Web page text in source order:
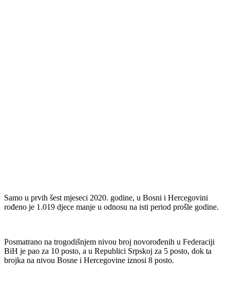
Samo u prvih šest mjeseci 2020. godine, u Bosni i Hercegovini
rođeno je 1.019 djece manje u odnosu na isti period prošle godine.
Posmatrano na trogodišnjem nivou broj novorođenih u Federaciji
BiH je pao za 10 posto, a u Republici Srpskoj za 5 posto, dok ta
brojka na nivou Bosne i Hercegovine iznosi 8 posto.